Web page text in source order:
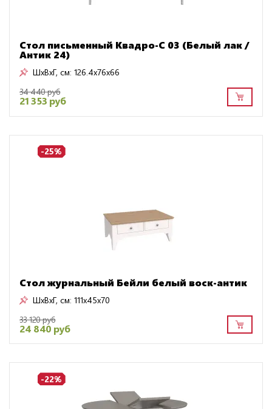
Стол письменный Квадро-С 03 (Белый лак /
Антик 24)
ШxВxГ, см: 126.4x76x66
34 440 руб
21 353 руб
-25%
Стол журнальный Бейли белый воск-антик
ШxВxГ, см: 111x45x70
33 120 руб
24 840 руб
-22%